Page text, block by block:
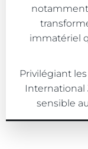
immatériel
Privilégiant
sensible